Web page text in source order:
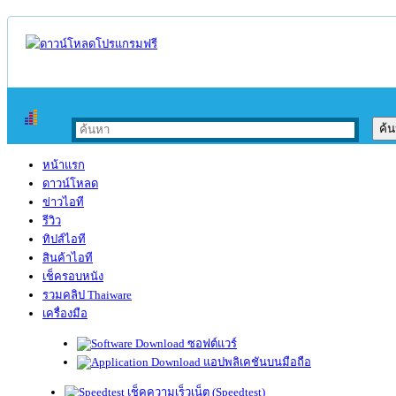
หน้าแรก
ดาวน์โหลด
ข่าวไอที
รีวิว
ทิปส์ไอที
สินค้าไอที
เช็ครอบหนัง
รวมคลิป Thaiware
เครื่องมือ
ซอฟต์แวร์
แอปพลิเคชันบนมือถือ
เช็คความเร็วเน็ต (Speedtest)